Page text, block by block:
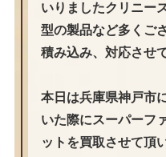
いりましたクリニー
型の製品など多くご
積み込み、対応させ
本日は兵庫県神戸市
いた際にスーパーフ
ットを買取させて頂